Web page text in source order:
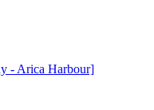
- Arica Harbour]